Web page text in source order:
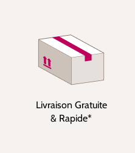
Livraison Gratuite
& Rapide*